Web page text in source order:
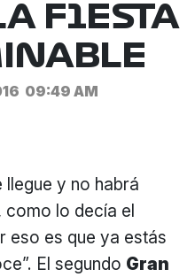
F1ESTA
09:49 AM
y no habrá
como lo decía el
eso es que ya estás
El segundo Gran